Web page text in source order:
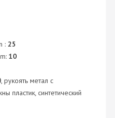
: 25
10
, рукоять метал с
пластик, синтетический